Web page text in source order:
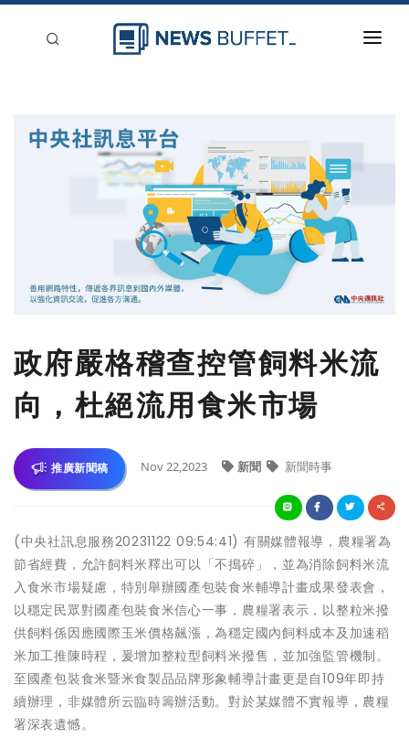
政府嚴格稽查控管飼料米流
向，杜絕流用食米市場
推廣新聞稿 Nov 22,2023 新聞 新聞時事
(中央社訊息服務20231122 09:54:41) 有關媒體報導，農糧署為
節省經費，允許飼料米釋出可以「不搗碎」，並為消除飼料米流
入食米市場疑慮，特別舉辦國產包裝食米輔導計畫成果發表會，
以穩定民眾對國產包裝食米信心一事，農糧署表示，以整粒米撥
供飼料係因應國際玉米價格飆漲，為穩定國內飼料成本及加速稻
米加工推陳時程，爰增加整粒型飼料米撥售，並加強監管機制。
至國產包裝食米暨米食製品品牌形象輔導計畫更是自109年即持
續辦理，非媒體所云臨時籌辦活動。對於某媒體不實報導，農糧
署深表遺憾。